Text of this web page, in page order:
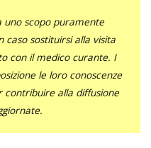
uno scopo puramente
caso sostituirsi alla visita
con il medico curante. I
le loro conoscenze
alla diffusione